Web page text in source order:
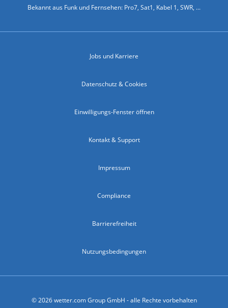
Bekannt aus Funk und Fernsehen: Pro7, Sat1, Kabel 1, SWR, ...
Jobs und Karriere
Datenschutz & Cookies
Einwilligungs-Fenster öffnen
Kontakt & Support
Impressum
Compliance
Barrierefreiheit
Nutzungsbedingungen
© 2026 wetter.com Group GmbH - alle Rechte vorbehalten